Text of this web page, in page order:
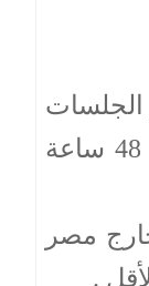
الجلسات
في مكان آخر قبل الموعد بـ 48 ساعة
مصر